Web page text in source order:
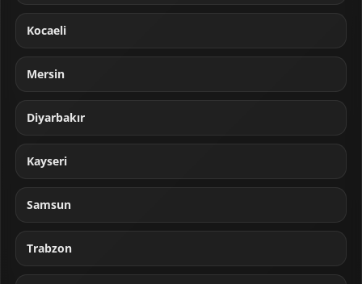
Kocaeli
Mersin
Diyarbakır
Kayseri
Samsun
Trabzon